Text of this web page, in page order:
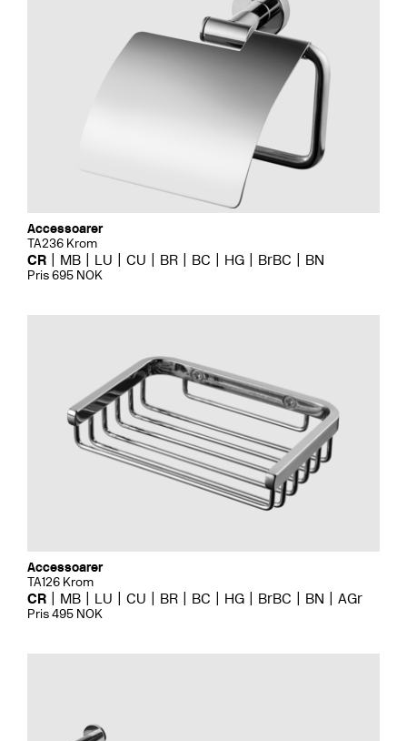
Accessoarer
TA236 Krom
CR MB LU CU BR BC HG BrBC BN
Pris 695 NOK
Accessoarer
TA126 Krom
CR MB LU CU BR BC HG BrBC BN AGr
Pris 495 NOK